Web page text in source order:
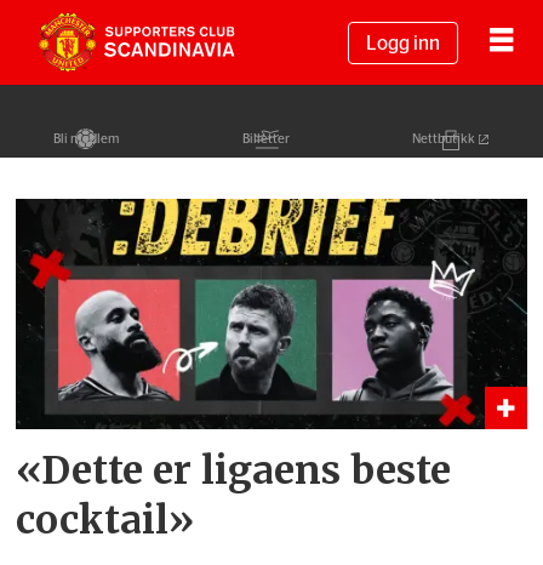
Logg inn
Bli medlem Billetter Nettbutikk
Tag:
united
v
spurs
«Dette er ligaens beste
cocktail»